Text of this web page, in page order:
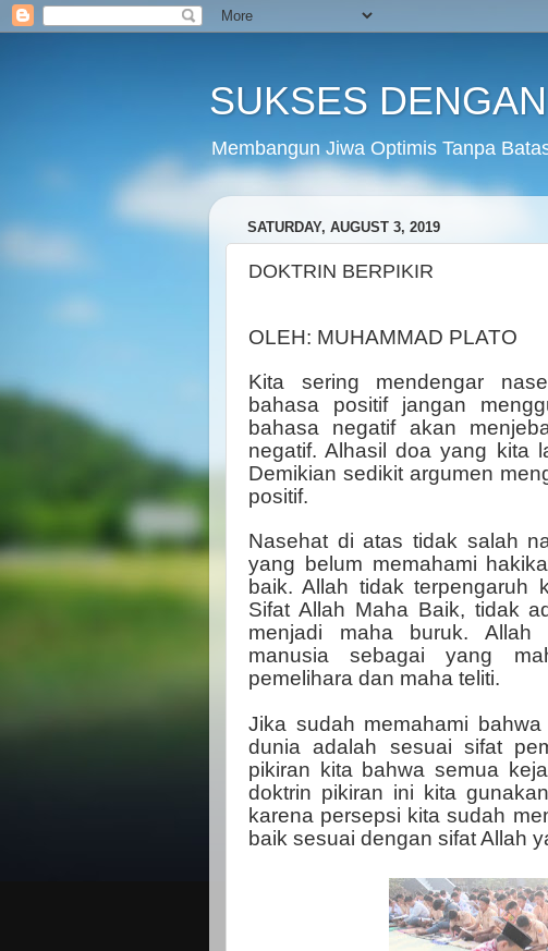
SUKSES
Membangun Jiwa Optimis Tanpa
SATURDAY, AUGUST 3, 2019
DOKTRIN BERPIKIR
OLEH: MUHAMMAD PLATO
Kita sering mendengar
bahasa positif jangan
bahasa negatif akan
negatif. Alhasil doa yang kita
Demikian sedikit argumen
positif.
Nasehat di atas tidak salah
yang belum memahami
baik. Allah tidak terpengaruh
Sifat Allah Maha Baik, tidak
menjadi maha buruk. Allah
manusia sebagai yang
pemelihara dan maha teliti.
Jika sudah memahami
dunia adalah sesuai sifat
pikiran kita bahwa semua
doktrin pikiran ini kita
karena persepsi kita sudah
baik sesuai dengan sifat Allah